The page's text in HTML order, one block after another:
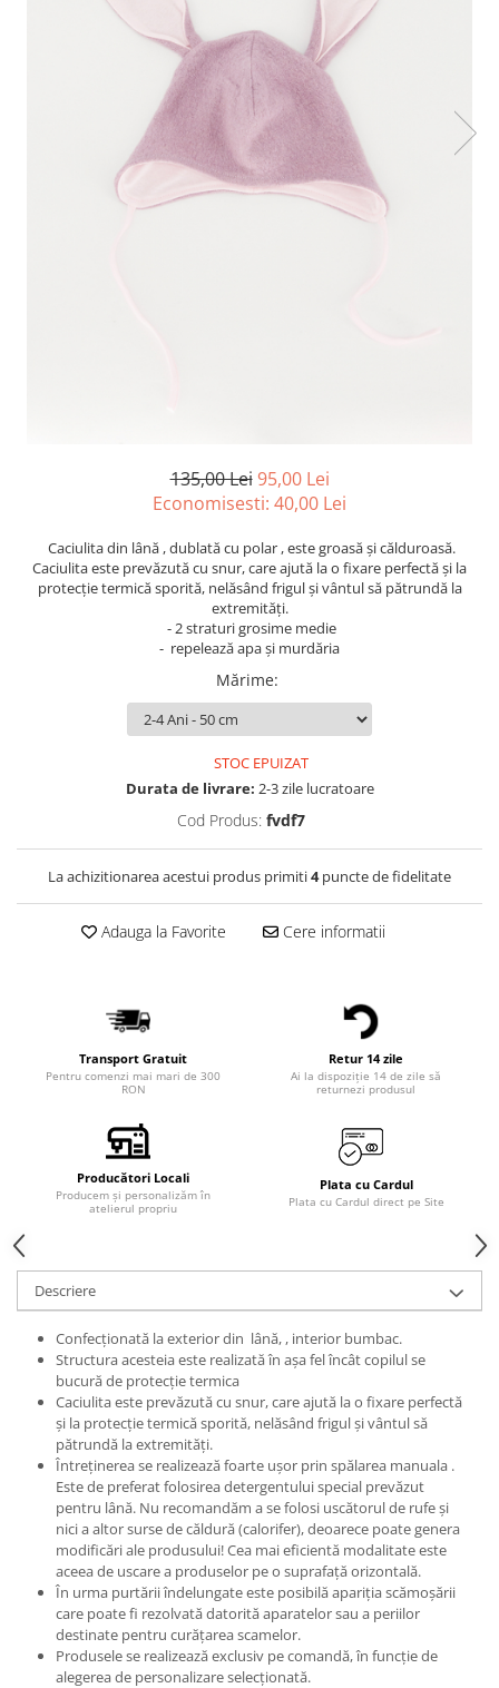
135,00 Lei 95,00 Lei
Economisesti: 40,00 Lei
Caciulita din lână , dublată cu polar , este groasă și călduroasă.
Caciulita este prevăzută cu snur, care ajută la o fixare perfectă și la
protecție termică sporită, nelăsând frigul și vântul să pătrundă la
extremități.
- 2 straturi grosime medie
- repelează apa și murdăria
Mărime:
STOC EPUIZAT
Durata de livrare: 2-3 zile lucratoare
Cod Produs: fvdf7
La achizitionarea acestui produs primiti4puncte de fidelitate
Adauga la Favorite Cere informatii
Transport Gratuit
Pentru comenzi mai mari de 300
RON
Retur 14 zile
Ai la dispoziție 14 de zile să
returnezi produsul
Producători Locali
Producem și personalizăm în
atelierul propriu
Plata cu Cardul
Plata cu Cardul direct pe Site
Descriere
Confecționată la exterior din lână, , interior bumbac.
Structura acesteia este realizată în așa fel încât copilul se
bucură de protecție termica
Caciulita este prevăzută cu snur, care ajută la o fixare perfectă
și la protecție termică sporită, nelăsând frigul și vântul să
pătrundă la extremități.
Întreținerea se realizează foarte ușor prin spălarea manuala .
Este de preferat folosirea detergentului special prevăzut
pentru lână. Nu recomandăm a se folosi uscătorul de rufe și
nici a altor surse de căldură (calorifer), deoarece poate genera
modificări ale produsului! Cea mai eficientă modalitate este
aceea de uscare a produselor pe o suprafață orizontală.
În urma purtării îndelungate este posibilă apariția scămoșării
care poate fi rezolvată datorită aparatelor sau a periilor
destinate pentru curățarea scamelor.
Produsele se realizează exclusiv pe comandă, în funcție de
alegerea de personalizare selecționată.